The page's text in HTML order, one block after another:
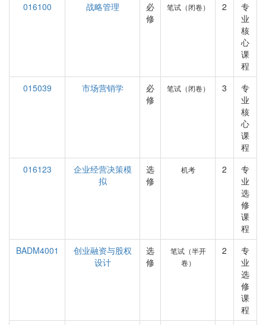
016100
战略管理
必
修
笔试（闭卷） 2
专
业
核
心
课
程
015039
市场营销学
必
修
笔试（闭卷） 3
专
业
核
心
课
程
016123
企业经营决策模
拟
选
修
机考 2
专
业
选
修
课
程
BADM4001
创业融资与股权
设计
选
修
笔试（半开
卷）
2
专
业
选
修
课
程